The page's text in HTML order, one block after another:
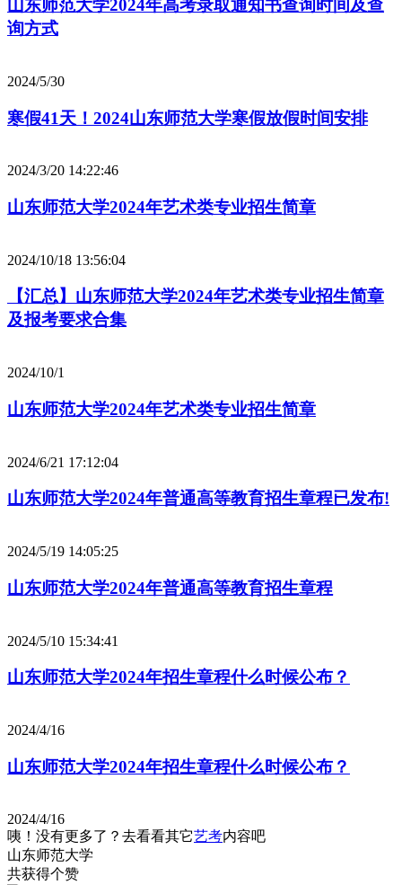
山东师范大学2024年高考录取通知书查询时间及查
询方式
2024/5/30
寒假41天！2024山东师范大学寒假放假时间安排
2024/3/20 14:22:46
山东师范大学2024年艺术类专业招生简章
2024/10/18 13:56:04
【汇总】山东师范大学2024年艺术类专业招生简章
及报考要求合集
2024/10/1
山东师范大学2024年艺术类专业招生简章
2024/6/21 17:12:04
山东师范大学2024年普通高等教育招生章程已发布!
2024/5/19 14:05:25
山东师范大学2024年普通高等教育招生章程
2024/5/10 15:34:41
山东师范大学2024年招生章程什么时候公布？
2024/4/16
山东师范大学2024年招生章程什么时候公布？
2024/4/16
咦！没有更多了？去看看其它艺考内容吧
山东师范大学
共获得个赞